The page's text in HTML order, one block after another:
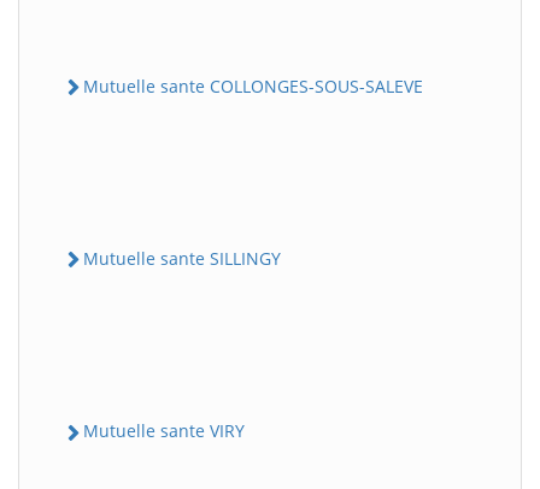
Mutuelle sante COLLONGES-SOUS-SALEVE
Mutuelle sante SILLINGY
Mutuelle sante VIRY